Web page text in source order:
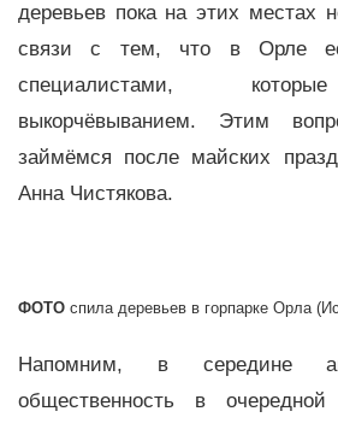
деревьев пока на этих местах
связи с тем, что в Орле
специалистами,
выкорчёвыванием. Этим
займёмся после майских
Анна Чистякова.
ФОТО спила деревьев в горпарке Орла
Напомним, в середине
общественность в